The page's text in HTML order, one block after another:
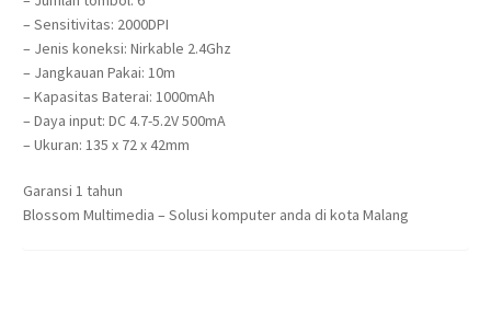
– Sensitivitas: 2000DPI
– Jenis koneksi: Nirkable 2.4Ghz
– Jangkauan Pakai: 10m
– Kapasitas Baterai: 1000mAh
– Daya input: DC 4.7-5.2V 500mA
– Ukuran: 135 x 72 x 42mm
Garansi 1 tahun
Blossom Multimedia – Solusi komputer anda di kota Malang